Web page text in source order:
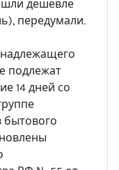
дешевле
передумали.
подлежат
14 дней со
бытового